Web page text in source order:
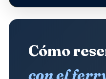
Cómo
con el